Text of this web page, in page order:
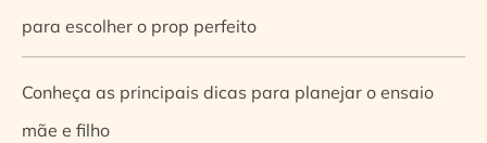
para escolher o prop perfeito
Conheça as principais dicas para planejar o ensaio
mãe e filho